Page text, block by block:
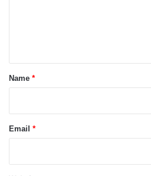
*
Name *
Email *